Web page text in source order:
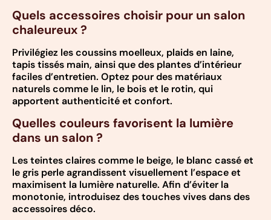
Quels accessoires choisir pour un salon
chaleureux ?
Privilégiez les coussins moelleux, plaids en laine,
tapis tissés main, ainsi que des plantes d’intérieur
faciles d’entretien. Optez pour des matériaux
naturels comme le lin, le bois et le rotin, qui
apportent authenticité et confort.
Quelles couleurs favorisent la lumière
dans un salon ?
Les teintes claires comme le beige, le blanc cassé et
le gris perle agrandissent visuellement l’espace et
maximisent la lumière naturelle. Afin d’éviter la
monotonie, introduisez des touches vives dans des
accessoires déco.